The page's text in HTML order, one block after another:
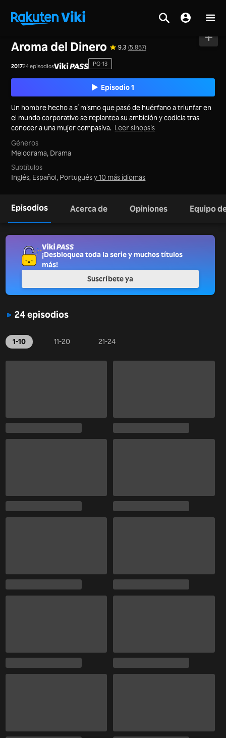
Aroma del Dinero 9.3 (5,857)
201724 episodios PG-13
Episodio 1
Un hombre hecho a sí mismo que pasó de huérfano a triunfar en
el mundo corporativo se replantea su ambición y codicia tras
conocer a una mujer compasiva. Leer sinopsis
Géneros
Melodrama, Drama
Subtítulos
Inglés, Español, Portuguésy 10 más idiomas
Episodios Acerca de Opiniones Equipo
24 episodios
1-10 11-20 21-24
¡Desbloquea toda la serie y muchos títulos
más!
Suscríbete ya